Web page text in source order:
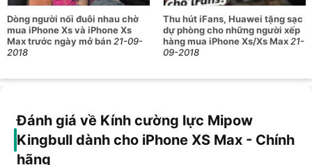
Dòng người nối đuôi nhau chờ
mua iPhone Xs và iPhone Xs
Max trước ngày mở bán21-09-
2018
Thu hút iFans, Huawei tặng sạc
dự phòng cho những người xếp
hàng mua iPhone Xs/Xs Max21-
09-2018
Đánh giá về Kính cường lực Mipow
Kingbull dành cho iPhone XS Max - Chính
hãng